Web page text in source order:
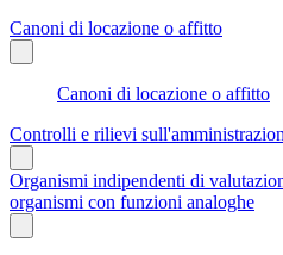
Canoni di locazione o affitto
Canoni di locazione o affitto
Controlli e rilievi
Organismi indipendenti di
organismi con funzioni analoghe